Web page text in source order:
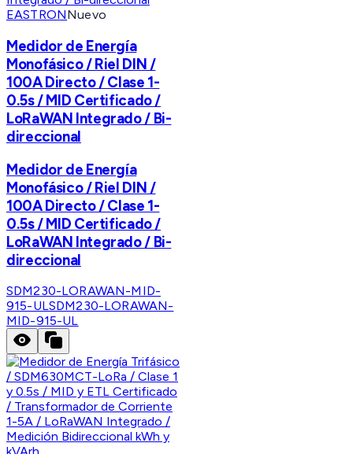
EASTRONNuevo
Medidor de Energía
Monofásico / Riel DIN /
100A Directo / Clase 1-
0.5s / MID Certificado /
LoRaWAN Integrado / Bi-
direccional
Medidor de Energía
Monofásico / Riel DIN /
100A Directo / Clase 1-
0.5s / MID Certificado /
LoRaWAN Integrado / Bi-
direccional
SDM230-LORAWAN-MID-
915-ULSDM230-LORAWAN-
MID-915-UL